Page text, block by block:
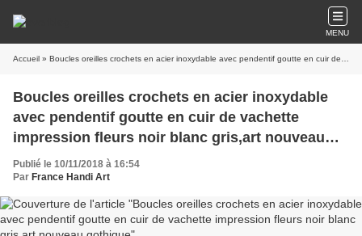
MENU
Accueil » Boucles oreilles crochets en acier inoxydable avec pendentif goutte en cuir de vachette impression fleurs noir blanc gris,art nouveau gothique
Boucles oreilles crochets en acier inoxydable
avec pendentif goutte en cuir de vachette
impression fleurs noir blanc gris,art nouveau
gothique
Publié le 10/11/2018 à 16:54
Par France Handi Art